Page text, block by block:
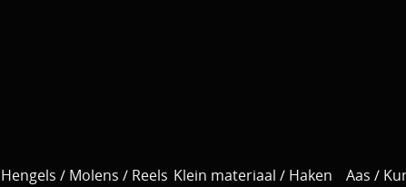
Hengels / Molens / Reels Klein materiaal / Haken
Aas /